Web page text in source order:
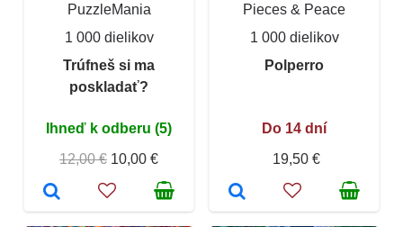
PuzzleMania
1 000 dielikov
Trúfneš si ma
poskladať?
Ihneď k odberu (5)
12,00 € 10,00 €
Pieces & Peace
1 000 dielikov
Polperro
Do 14 dní
19,50 €